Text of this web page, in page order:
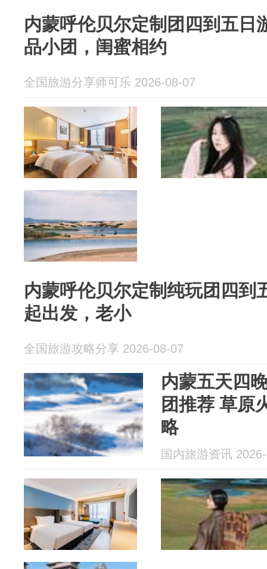
内蒙呼伦贝尔定制团四到五日
品小团，闺蜜相约
全国旅游分享师可乐 2026-08-07
内蒙呼伦贝尔定制纯玩团四到
起出发，老小
全国旅游攻略分享 2026-08-07
内蒙五天四
团推荐 草原
略
国内旅游资讯